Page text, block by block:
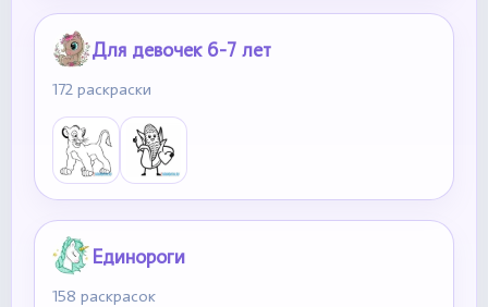
Для девочек 6-7 лет
172 раскраски
Единороги
158 раскрасок